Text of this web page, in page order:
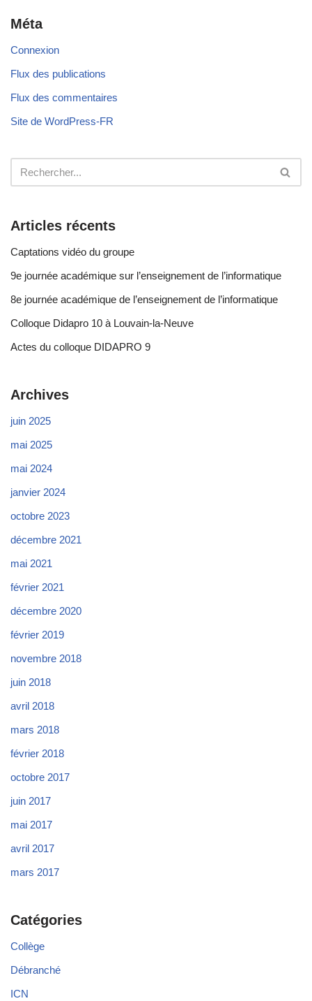
Méta
Connexion
Flux des publications
Flux des commentaires
Site de WordPress-FR
Articles récents
Captations vidéo du groupe
9e journée académique sur l’enseignement de l’informatique
8e journée académique de l’enseignement de l’informatique
Colloque Didapro 10 à Louvain-la-Neuve
Actes du colloque DIDAPRO 9
Archives
juin 2025
mai 2025
mai 2024
janvier 2024
octobre 2023
décembre 2021
mai 2021
février 2021
décembre 2020
février 2019
novembre 2018
juin 2018
avril 2018
mars 2018
février 2018
octobre 2017
juin 2017
mai 2017
avril 2017
mars 2017
Catégories
Collège
Débranché
ICN